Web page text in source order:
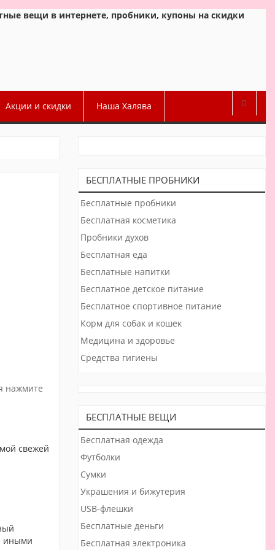
вещи в интернете, пробники, купоны на скидки
Акции и скидки Наша Халява
нажмите
свежей
иными
БЕСПЛАТНЫЕ ПРОБНИКИ
Бесплатные пробники
Бесплатная косметика
Пробники духов
Бесплатная еда
Бесплатные напитки
Бесплатное детское питание
Бесплатное спортивное питание
Корм для собак и кошек
Медицина и здоровье
Средства гигиены
БЕСПЛАТНЫЕ ВЕЩИ
Бесплатная одежда
Футболки
Сумки
Украшения и бижутерия
USB-флешки
Бесплатные деньги
Бесплатная электроника